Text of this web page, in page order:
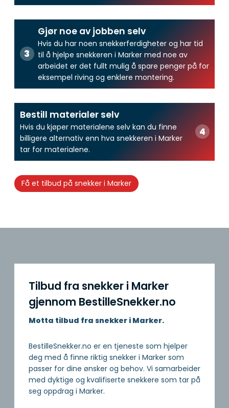
Gjør noe av jobben selv
Hvis du har noen snekkerferdigheter og har tid
til å hjelpe snekkeren i Marker med noe av
arbeidet er det fullt mulig å spare penger på for
eksempel riving og enklere montering.
Bestill materialer selv
Hvis du kjøper materialene selv kan du finne
billigere alternativ enn hva snekkeren i Marker
tar for materialene.
Få et tilbud på snekker i Marker
Tilbud fra snekker i Marker
gjennom BestilleSnekker.no
Motta tilbud fra snekker i Marker.
BestilleSnekker.no er en tjeneste som hjelper
deg med å finne riktig snekker i Marker som
passer for dine ønsker og behov. Vi samarbeider
med dyktige og kvalifiserte snekkere som tar på
seg oppdrag i Marker.